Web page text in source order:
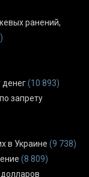
ранений,
(10 893)
запрету
в Украине (9 738)
(8 809)